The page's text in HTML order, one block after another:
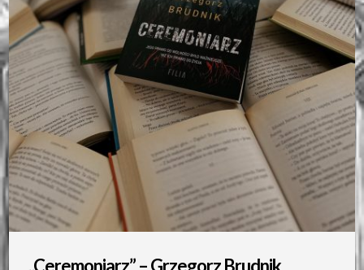
„Ceremoniarz” – Grzegorz Brudnik